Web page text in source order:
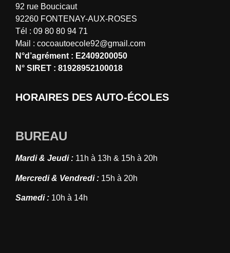
92 rue Boucicaut
92260 FONTENAY-AUX-ROSES
Tél : 09 80 80 94 71
Mail : cocoautoecole92@gmail.com
N°d’agrément : E2409200050
N° SIRET : 81928952100018
HORAIRES DES AUTO-ÉCOLES
BUREAU
Mardi & Jeudi : 11h à 13h & 15h à 20h
Mercredi & Vendredi : 15h à 20h
Samedi : 10h à 14h